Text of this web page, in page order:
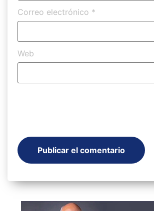
Correo electrónico *
Web